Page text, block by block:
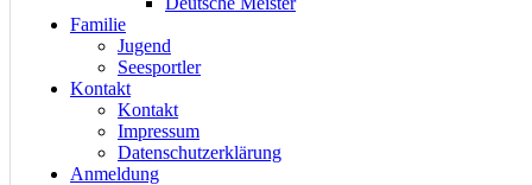
Familie
Jugend
Seesportler
Kontakt
Kontakt
Impressum
Datenschutzerklärung
Anmeldung